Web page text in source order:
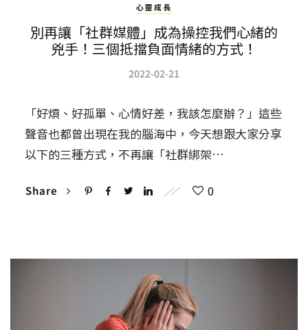
心靈成長
別再讓「社群媒體」成為操控我們心緒的
兇手！三個抵擋負面情緒的方式！
2022-02-21
「好煩、好孤單、心情好差，我該怎麼辦？」這些
聲音也都曾出現在我的腦海中，今天想跟大家分享
以下的三種方式，不再讓「社群綁架…
Share 0